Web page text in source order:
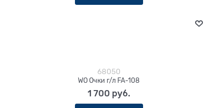
68050
WO Очки г/л FA-108
1 700 руб.